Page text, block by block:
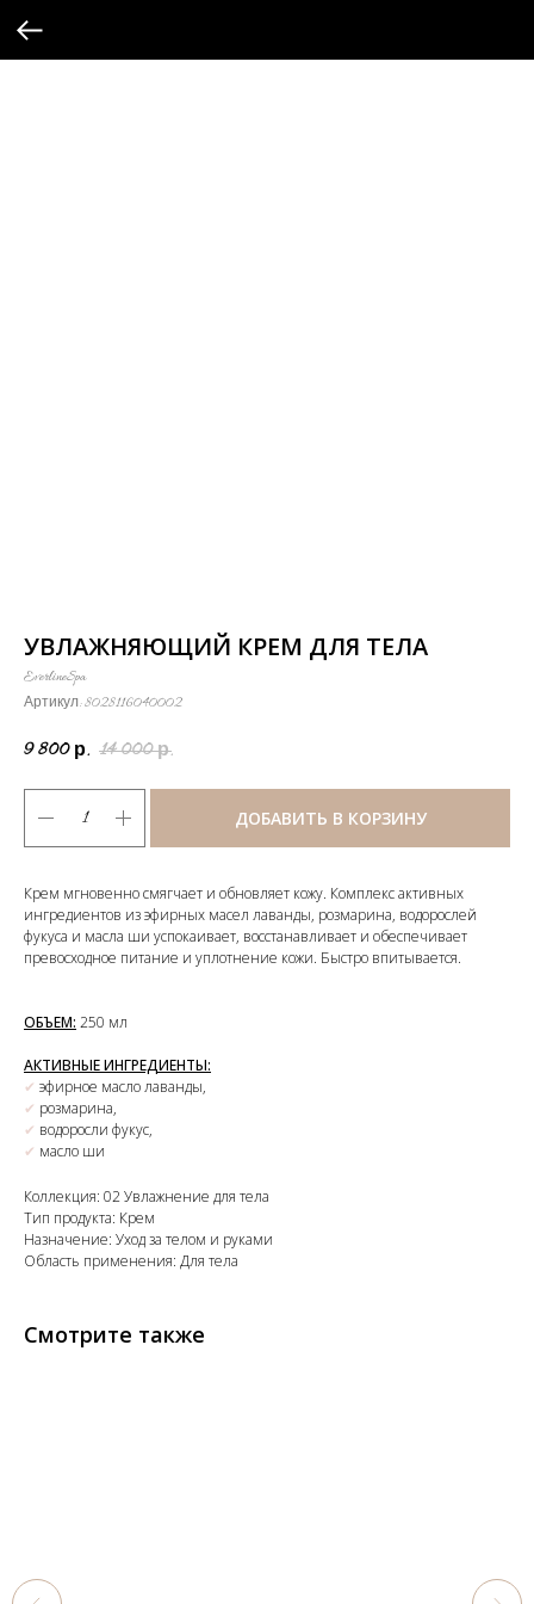
УВЛАЖНЯЮЩИЙ КРЕМ ДЛЯ ТЕЛА
EverlineSpa
Артикул:8028116040002
9 800 р. 14 000 р.
ДОБАВИТЬ В КОРЗИНУ
Крем мгновенно смягчает и обновляет кожу. Комплекс активных
ингредиентов из эфирных масел лаванды, розмарина, водорослей
фукуса и масла ши успокаивает, восстанавливает и обеспечивает
превосходное питание и уплотнение кожи. Быстро впитывается.
ОБЪЕМ: 250 мл
АКТИВНЫЕ ИНГРЕДИЕНТЫ:
✔ эфирное масло лаванды,
✔ розмарина,
✔ водоросли фукус,
✔ масло ши
Коллекция: 02 Увлажнение для тела
Тип продукта: Крем
Назначение: Уход за телом и руками
Область применения: Для тела
Смотрите также